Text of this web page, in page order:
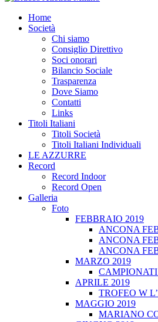
Home
Società
Chi siamo
Consiglio Direttivo
Soci onorari
Bilancio Sociale
Trasparenza
Dove Siamo
Contatti
Links
Titoli Italiani
Titoli Società
Titoli Italiani Individuali
LE AZZURRE
Record
Record Indoor
Record Open
Galleria
Foto
FEBBRAIO 2019
ANCONA
ANCONA
ANCONA
MARZO 2019
APRILE 2019
TROFEO W
MAGGIO 2019
MARIANO